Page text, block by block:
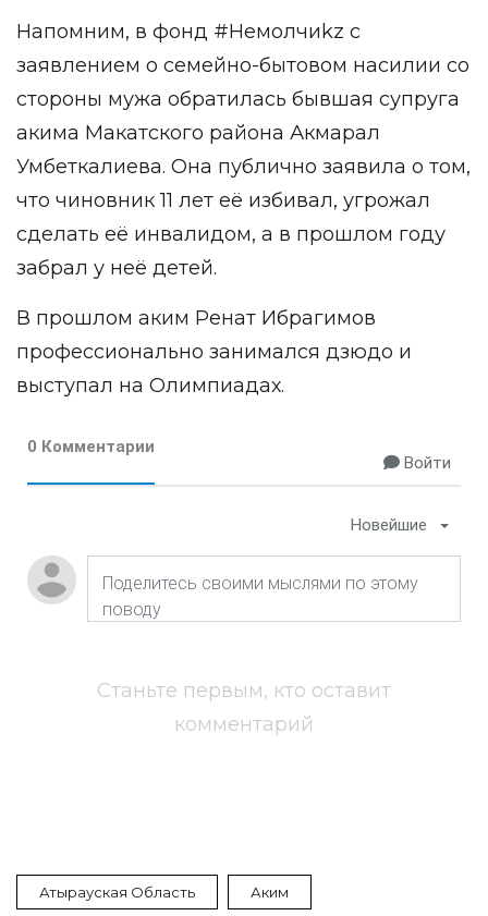
Напомним, в фонд #Немолчиkz с
заявлением о семейно-бытовом насилии со
стороны мужа обратилась бывшая супруга
акима Макатского района Акмарал
Умбеткалиева. Она публично заявила о том,
что чиновник 11 лет её избивал, угрожал
сделать её инвалидом, а в прошлом году
забрал у неё детей.
В прошлом аким Ренат Ибрагимов
профессионально занимался дзюдо и
выступал на Олимпиадах.
0 Комментарии
Войти
Новейшие
Станьте первым, кто оставит
комментарий
Атырауская Область Аким